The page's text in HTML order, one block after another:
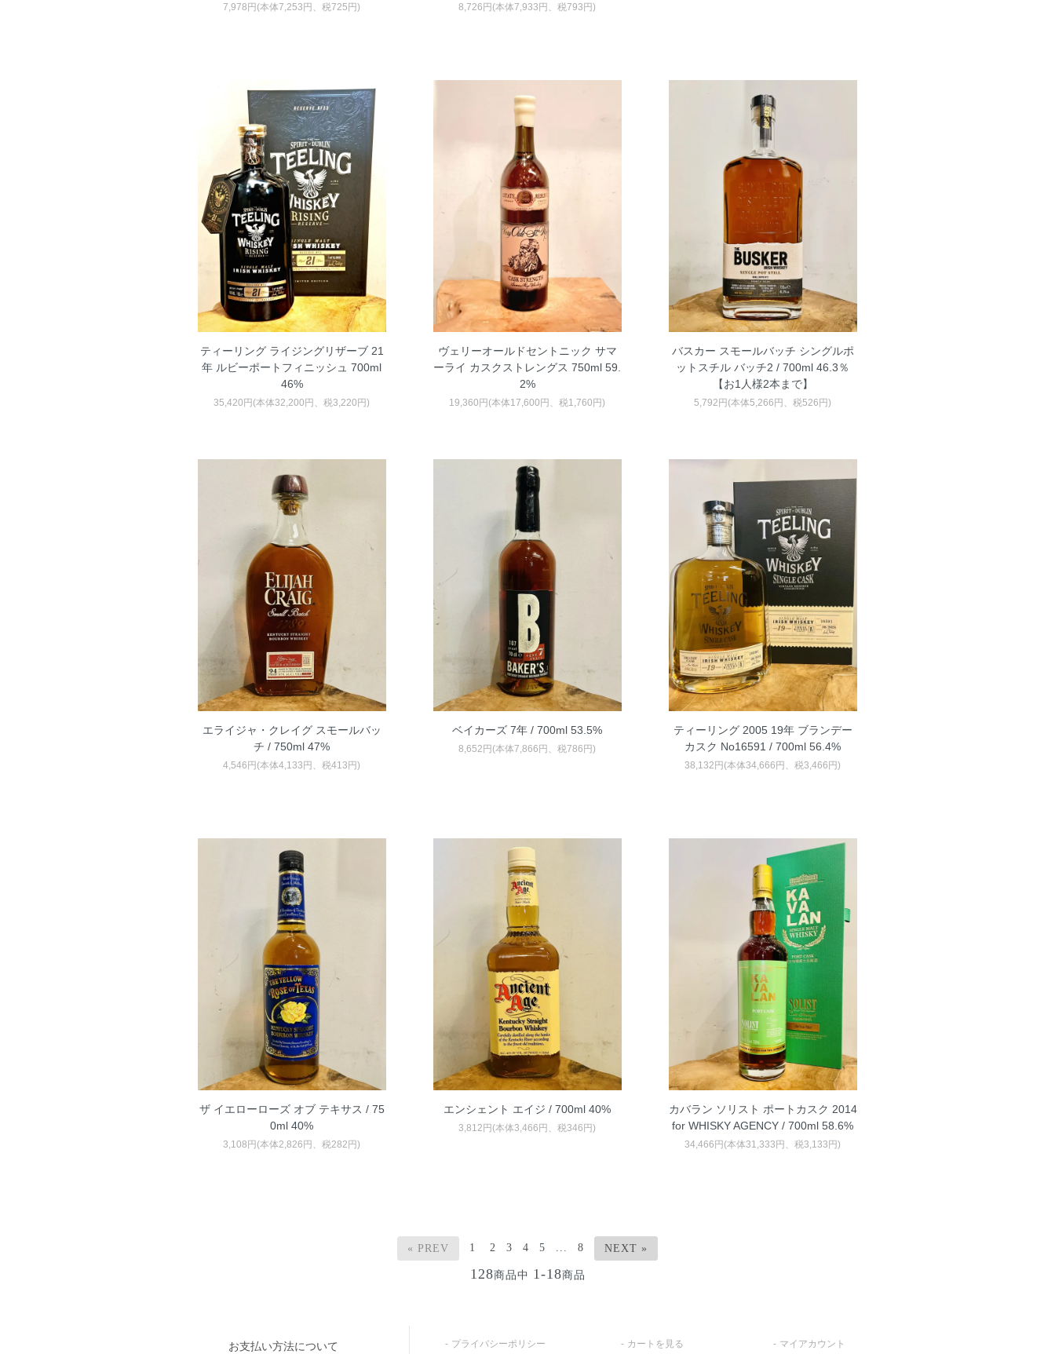
7,978円(本体7,253円、税725円) 8,726円(本体7,933円、税793円)
ティーリング ライジングリザーブ 21
年 ルビーポートフィニッシュ 700ml
46%
35,420円(本体32,200円、税3,220円)
ヴェリーオールドセントニック サマ
ーライ カスクストレングス 750ml 59.
2%
19,360円(本体17,600円、税1,760円)
バスカー スモールバッチ シングルポ
ットスチル バッチ2 / 700ml 46.3％
【お1人様2本まで】
5,792円(本体5,266円、税526円)
エライジャ・クレイグ スモールバッ
チ / 750ml 47%
4,546円(本体4,133円、税413円)
ベイカーズ 7年 / 700ml 53.5%
8,652円(本体7,866円、税786円)
ティーリング 2005 19年 ブランデー
カスク No16591 / 700ml 56.4%
38,132円(本体34,666円、税3,466円)
ザ イエローローズ オブ テキサス / 75
0ml 40%
3,108円(本体2,826円、税282円)
エンシェント エイジ / 700ml 40%
3,812円(本体3,466円、税346円)
カバラン ソリスト ポートカスク 2014
for WHISKY AGENCY / 700ml 58.6%
34,466円(本体31,333円、税3,133円)
« PREV 1 2 3 4 5 ... 8 NEXT »
128商品中 1-18商品
お支払い方法について プライバシーポリシー カートを見る マイアカウント